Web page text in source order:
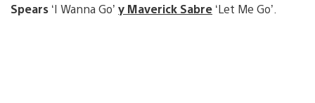
Spears ‘I Wanna Go’ y Maverick Sabre ‘Let Me Go’.